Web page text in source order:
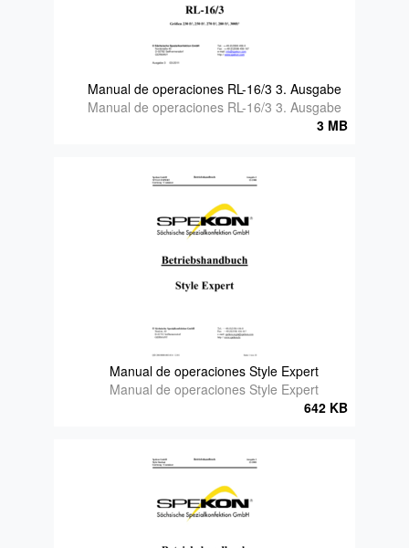
Manual de operaciones RL-16/3 3. Ausgabe
Manual de operaciones RL-16/3 3. Ausgabe
3 MB
Manual de operaciones Style Expert
Manual de operaciones Style Expert
642 KB